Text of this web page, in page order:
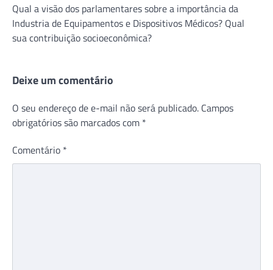
Qual a visão dos parlamentares sobre a importância da
Industria de Equipamentos e Dispositivos Médicos? Qual
sua contribuição socioeconômica?
Deixe um comentário
O seu endereço de e-mail não será publicado. Campos
obrigatórios são marcados com *
Comentário *